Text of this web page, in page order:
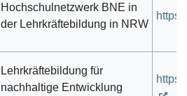
Hochschulnetzwerk BNE in
der Lehrkräftebildung in NRW
Lehrkräftebildung für
nachhaltige Entwicklung